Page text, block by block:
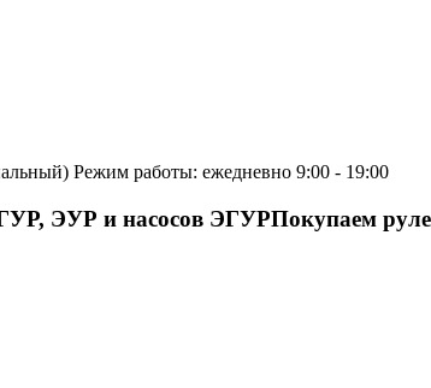
Режим работы: ежедневно 9:00 - 19:00
ЭУР и насосов ЭГУРПокупаем